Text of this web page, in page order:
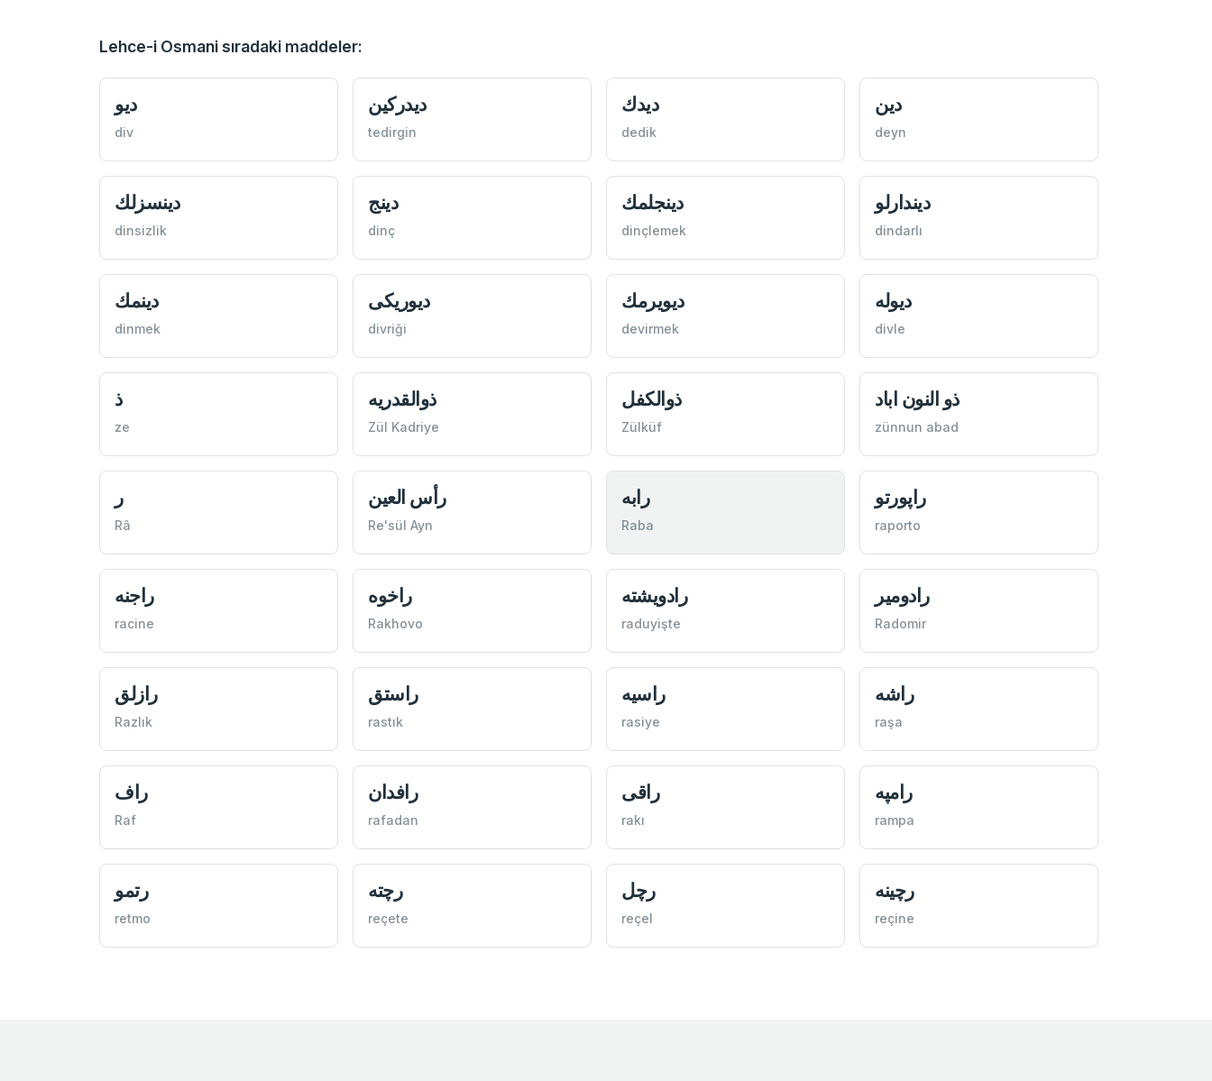
Lehce-i Osmani sıradaki maddeler:
ديو
div
ديدركين
tedirgin
ديدك
dedik
دين
deyn
دينسزلك
dinsizlik
دينج
dinç
دينجلمك
dinçlemek
ديندارلو
dindarlı
دينمك
dinmek
ديوريكی
divriği
ديويرمك
devirmek
ديوله
divle
ذ
ze
ذوالقدريه
Zül Kadriye
ذوالكفل
Zülküf
ذو النون اباد
zünnun abad
ر
Râ
رأس العين
Re'sül Ayn
رابه
Raba
راپورتو
raporto
راجنه
racine
راخوه
Rakhovo
رادويشته
raduyişte
رادومير
Radomir
رازلق
Razlık
راستق
rastık
راسيه
rasiye
راشه
raşa
راف
Raf
رافدان
rafadan
راقی
rakı
رامپه
rampa
رتمو
retmo
رچته
reçete
رچل
reçel
رچينه
reçine